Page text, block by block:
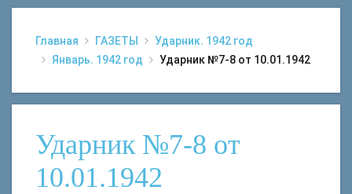
Главная ГАЗЕТЫ
Ударник. 1942 год
Январь. 1942 год
Ударник №7-8 от 10.01.1942
Ударник №7-8 от
10.01.1942